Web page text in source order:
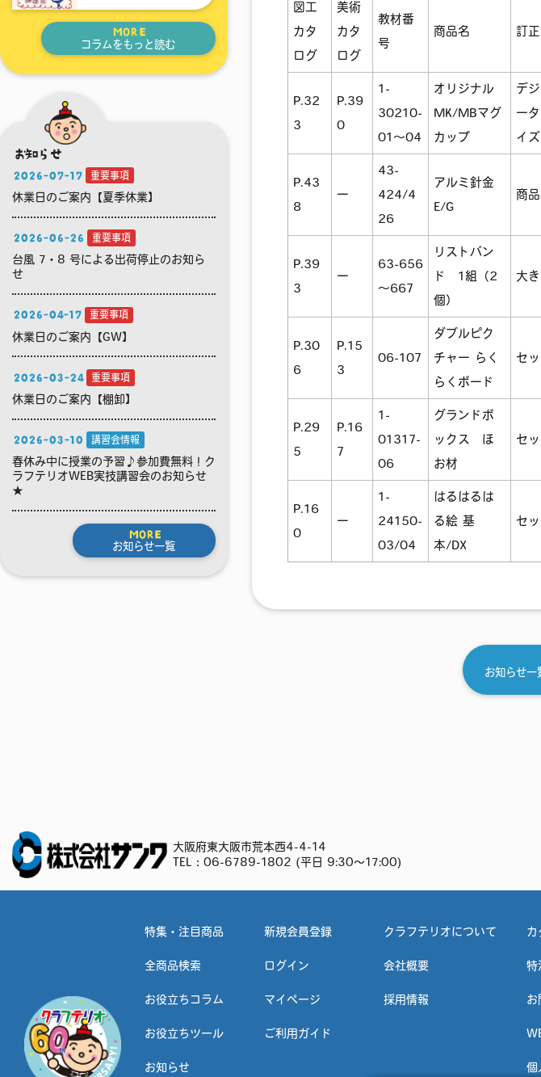
MORE
コラムをもっと読む
お知らせ
2026-07-17 重要事項
休業日のご案内【夏季休業】
2026-06-26 重要事項
台風 7・8 号による出荷停止のお知ら
せ
2026-04-17 重要事項
休業日のご案内【GW】
2026-03-24 重要事項
休業日のご案内【棚卸】
2026-03-10 講習会情報
春休み中に授業の予習♪参加費無料！ク
ラフテリオWEB実技講習会のお知らせ
★
MORE
お知らせ一覧
図工
カタ
ログ
美術
カタ
ログ
教材番
号
商品名 訂
P.32
3
P.39
0
1-
30210-
01～04
オリジナル
MK/MBマグ
カップ
デ
ー
イズ
P.43
8
ー
43-
424/4
26
アルミ針金
E/G
商
P.39
3
ー
63-656
～667
リストバン
ド 1組（2
個）
大き
P.30
6
P.15
3
06-107
ダブルピク
チャー らく
らくボード
セ
P.29
5
P.16
7
1-
01317-
06
グランドボ
ックス ほ
お材
セ
P.16
0
ー
1-
24150-
03/04
はるはるは
る絵 基
本/DX
セ
お知らせ
大阪府東大阪市荒本西4-4-14
TEL：06-6789-1802 (平日 9:30～17:00)
特集・注目商品
全商品検索
お役立ちコラム
お役立ちツール
お知らせ
新規会員登録
ログイン
マイページ
ご利用ガイド
クラフテリオについて
会社概要
採用情報
カ
特
お
個